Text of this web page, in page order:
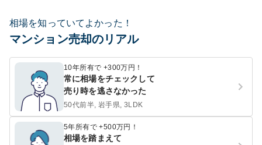
相場を知っていてよかった！
マンション売却のリアル
10年所有で +300万円！
常に相場をチェックして
売り時を逃さなかった
50代前半, 岩手県, 3LDK
5年所有で +500万円！
相場を踏まえて